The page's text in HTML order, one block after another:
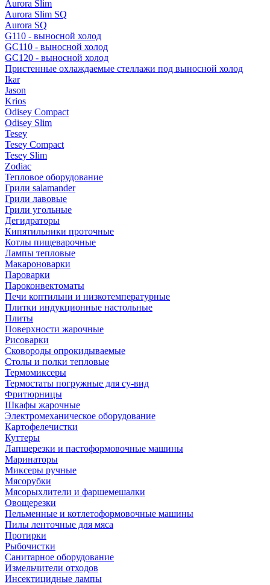
Aurora Slim
Aurora Slim SQ
Aurora SQ
G110 - выносной холод
GC110 - выносной холод
GC120 - выносной холод
Пристенные охлаждаемые стеллажи под выносной холод
Ikar
Jason
Krios
Odisey Compact
Odisey Slim
Tesey
Tesey Compact
Tesey Slim
Zodiac
Тепловое оборудование
Грили salamander
Грили лавовые
Грили угольные
Дегидраторы
Кипятильники проточные
Котлы пищеварочные
Лампы тепловые
Макароноварки
Пароварки
Пароконвектоматы
Печи коптильни и низкотемпературные
Плитки индукционные настольные
Плиты
Поверхности жарочные
Рисоварки
Сковороды опрокидываемые
Столы и полки тепловые
Термомиксеры
Термостаты погружные для су-вид
Фритюрницы
Шкафы жарочные
Электромеханическое оборудование
Картофелечистки
Куттеры
Лапшерезки и пастоформовочные машины
Маринаторы
Миксеры ручные
Мясорубки
Мясорыхлители и фаршемешалки
Овощерезки
Пельменные и котлетоформовочные машины
Пилы ленточные для мяса
Протирки
Рыбочистки
Санитарное оборудование
Измельчители отходов
Инсектицидные лампы